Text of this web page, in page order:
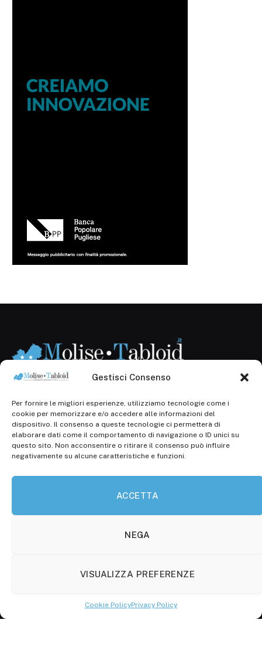
Gestisci Consenso
Per fornire le migliori esperienze, utilizziamo tecnologie come i
cookie per memorizzare e/o accedere alle informazioni del
dispositivo. Il consenso a queste tecnologie ci permetterà di
elaborare dati come il comportamento di navigazione o ID unici su
questo sito. Non acconsentire o ritirare il consenso può influire
negativamente su alcune caratteristiche e funzioni.
ACCETTA
NEGA
VISUALIZZA PREFERENZE
Cookie PolicyPrivacy Policy
Registr. presso il Tribunale di Campobasso: 3/2013 del
14.11.2013, Cron. 1254
Roc: iscrizione n° 25549 (Prot. 1138/com/15 del
30.04.2015)
P.Iva: 01707150700